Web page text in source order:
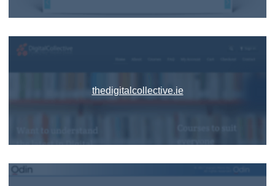
thedigitalcollective.ie